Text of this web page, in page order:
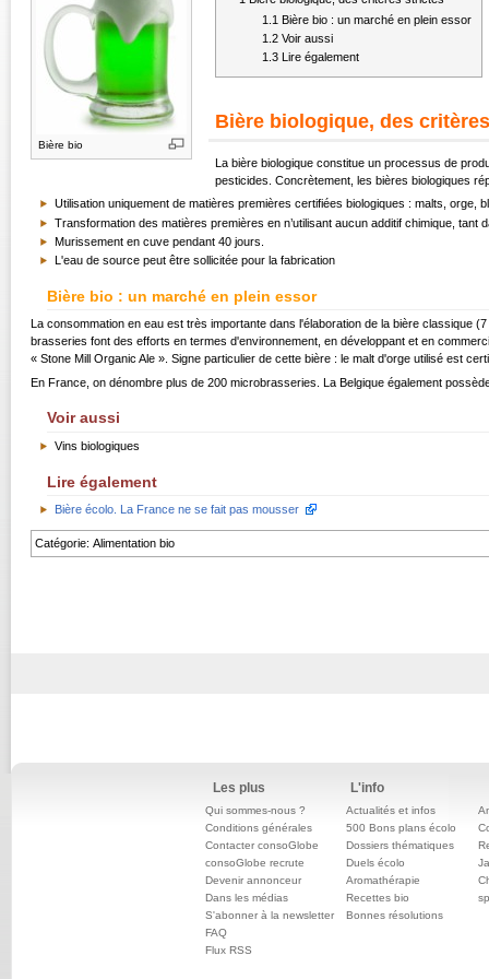
Bière bio
1.1
Bière bio : un marché en plein essor
1.2 Voir aussi
1.3 Lire également
Bière biologique, des
La bière biologique constitue un processus de
pesticides. Concrètement, les bières biologiques
Utilisation uniquement de matières premières certifiées biologiques : malts, orge,
Transformation des matières premières en n’utilisant aucun additif chimique, tant
Murissement en cuve pendant 40 jours.
L'eau de source peut être sollicitée pour la fabrication
Bière bio : un marché en plein essor
La consommation en eau est très importante dans l'élaboration de la bière classique
brasseries font des efforts en termes d'environnement, en développant et en
« Stone Mill Organic Ale ». Signe particulier de cette bière : le malt d'orge utilisé est
En France, on dénombre plus de 200 microbrasseries. La Belgique également
Voir aussi
Vins biologiques
Lire également
Bière écolo. La France ne se fait pas mousser
Catégorie:Alimentation bio
Les plus
Qui sommes-nous ?
Conditions générales
Contacter consoGlobe
consoGlobe recrute
Devenir annonceur
Dans les médias
S'abonner à la newsletter
FAQ
Flux RSS
L'info
Actualités et infos
500 Bons plans écolo
Dossiers thématiques
Duels écolo
Aromathérapie
Recettes bio
Bonnes résolutions